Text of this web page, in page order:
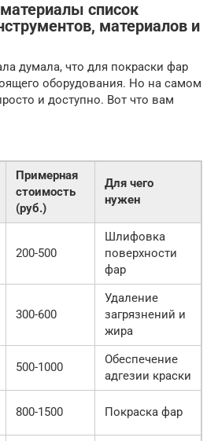
список
материалов и
думала, что для покраски фар
оборудования. Но на самом
и доступно. Вот что вам
Примерная
стоимость
(руб.)
Для чего
нужен
200-500
Шлифовка
поверхности
фар
300-600
Удаление
загрязнений и
жира
500-1000
Обеспечение
адгезии краски
800-1500 Покраска фар